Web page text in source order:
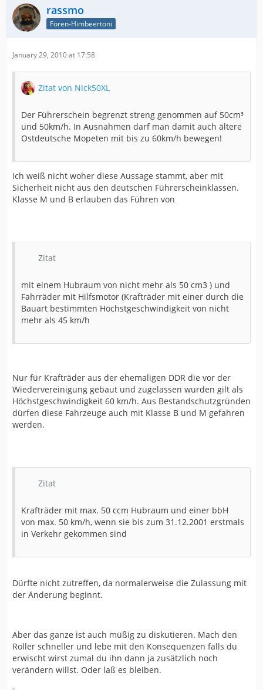
rassmo
Foren-Himbeertoni
January 29, 2010 at 17:58
Zitat von Nick50XL
Der Führerschein begrenzt streng genommen auf 50cm³
und 50km/h. In Ausnahmen darf man damit auch ältere
Ostdeutsche Mopeten mit bis zu 60km/h bewegen!
Ich weiß nicht woher diese Aussage stammt, aber mit
Sicherheit nicht aus den deutschen Führerscheinklassen.
Klasse M und B erlauben das Führen von
Zitat
mit einem Hubraum von nicht mehr als 50 cm3 ) und
Fahrräder mit Hilfsmotor (Krafträder mit einer durch die
Bauart bestimmten Höchstgeschwindigkeit von nicht
mehr als 45 km/h
Nur für Krafträder aus der ehemaligen DDR die vor der
Wiedervereinigung gebaut und zugelassen wurden gilt als
Höchstgeschwindigkeit 60 km/h. Aus Bestandschutzgründen
dürfen diese Fahrzeuge auch mit Klasse B und M gefahren
werden.
Zitat
Krafträder mit max. 50 ccm Hubraum und einer bbH
von max. 50 km/h, wenn sie bis zum 31.12.2001 erstmals
in Verkehr gekommen sind
Dürfte nicht zutreffen, da normalerweise die Zulassung mit
der Änderung beginnt.
Aber das ganze ist auch müßig zu diskutieren. Mach den
Roller schneller und lebe mit den Konsequenzen falls du
erwischt wirst zumal du ihn dann ja zusätzlich noch
verändern willst. Oder laß es bleiben.